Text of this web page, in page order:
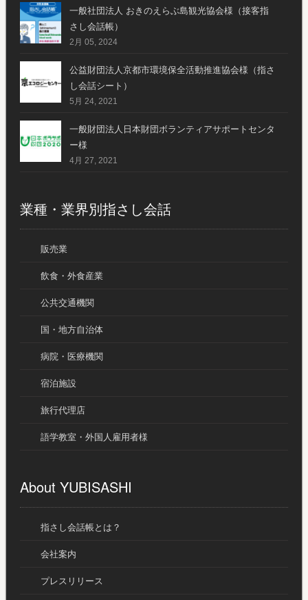
一般社団法人 おきのえらぶ島観光協会様（接客指
さし会話帳）
2月 05, 2024
公益財団法人京都市環境保全活動推進協会様（指さ
し会話シート）
5月 24, 2021
一般財団法人日本財団ボランティアサポートセンタ
ー様
4月 27, 2021
業種・業界別指さし会話
販売業
飲食・外食産業
公共交通機関
国・地方自治体
病院・医療機関
宿泊施設
旅行代理店
語学教室・外国人雇用者様
About YUBISASHI
指さし会話帳とは？
会社案内
プレスリリース